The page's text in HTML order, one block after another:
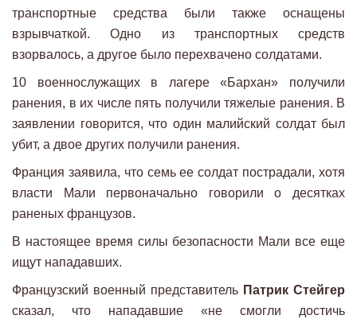
транспортные средства были также оснащены
взрывчаткой. Одно из транспортных средств
взорвалось, а другое было перехвачено солдатами.
10 военнослужащих в лагере «Бархан» получили
ранения, в их числе пять получили тяжелые ранения. В
заявлении говорится, что один малийский солдат был
убит, а двое других получили ранения.
Франция заявила, что семь ее солдат пострадали, хотя
власти Мали первоначально говорили о десятках
раненых французов.
В настоящее время силы безопасности Мали все еще
ищут нападавших.
Французский военный представитель Патрик Стейгер
сказал, что нападавшие «не смогли достичь